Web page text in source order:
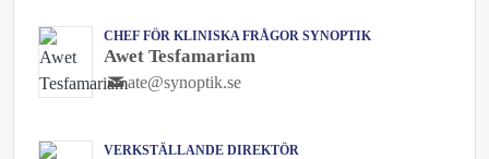
CHEF FÖR KLINISKA FRÅGOR SYNOPTIK
Awet Tesfamariam
ate@synoptik.se
VERKSTÄLLANDE DIREKTÖR